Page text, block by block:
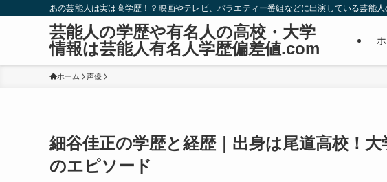
あの芸能人は実は高学歴！？映画やテレビ、バラエティー番組などに出演している芸能
芸能人の学歴や有名人の高校・大学
情報は芸能人有名人学歴偏差値.com
ホーム 声優
細谷佳正の学歴と経歴｜出身は尾道高校！
のエピソード